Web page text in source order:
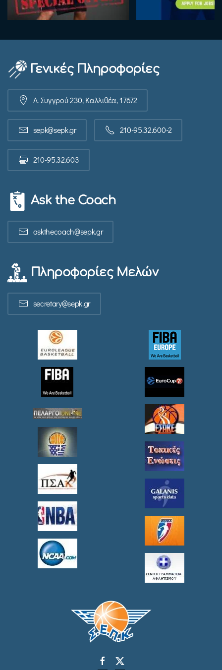
Γενικές Πληροφορίες
Λ. Συγγρού 230, Καλλιθέα, 17672
sepk@sepk.gr 210-95.32.600-2
210-95.32.603
Ask the Coach
askthecoach@sepk.gr
Πληροφορίες Μελών
secretary@sepk.gr